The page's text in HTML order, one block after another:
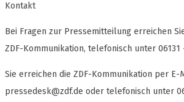
Kontakt
Bei Fragen zur Pressemitteilung erreichen
ZDF-Kommunikation, telefonisch unter 06131
Sie erreichen die ZDF-Kommunikation per E-
pressedesk@zdf.de oder telefonisch unter